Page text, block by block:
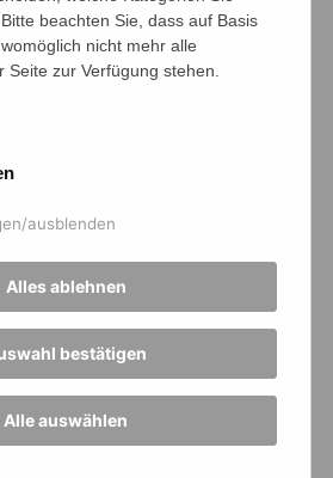
beachten Sie, dass auf Basis
nicht mehr alle
Seite zur Verfügung stehen.
ausblenden
Alles ablehnen
bestätigen
Alle auswählen